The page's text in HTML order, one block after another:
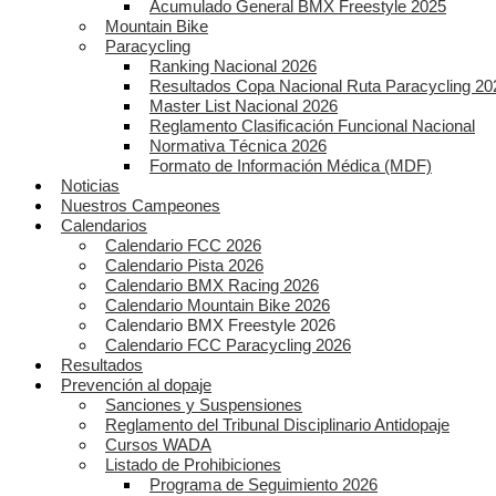
Acumulado General BMX Freestyle 2025
Mountain Bike
Paracycling
Ranking Nacional 2026
Resultados Copa Nacional Ruta Paracycling
Master List Nacional 2026
Reglamento Clasificación Funcional Nacional
Normativa Técnica 2026
Formato de Información Médica (MDF)
Noticias
Nuestros Campeones
Calendarios
Calendario FCC 2026
Calendario Pista 2026
Calendario BMX Racing 2026
Calendario Mountain Bike 2026
Calendario BMX Freestyle 2026
Calendario FCC Paracycling 2026
Resultados
Prevención al dopaje
Sanciones y Suspensiones
Reglamento del Tribunal Disciplinario Antidopaje
Cursos WADA
Listado de Prohibiciones
Programa de Seguimiento 2026